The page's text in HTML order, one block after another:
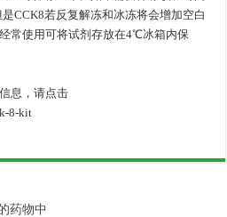
CCK8若反复解冻和冰冻将会增加空白
常使用可将试剂存放在4℃冰箱内保
息，请点击
8-kit
药物中